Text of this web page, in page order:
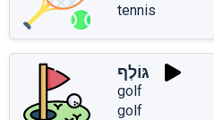
tennis
גּוֹלְף
golf
golf